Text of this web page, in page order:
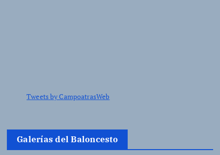
Tweets by CampoatrasWeb
Galerías del Baloncesto